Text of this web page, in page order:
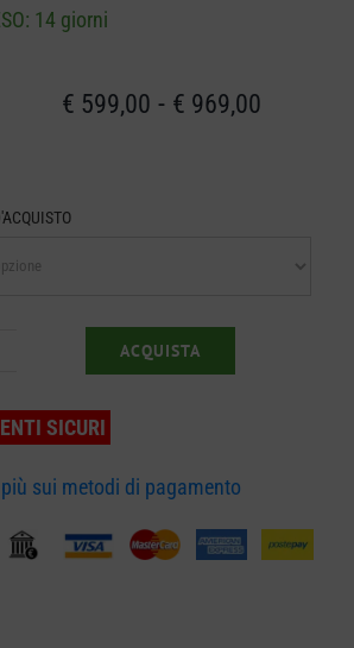
14 giorni
€ 599,00 - € 969,00Fascia
quantità
ACQUISTA
SICURI
sui metodi di pagamento